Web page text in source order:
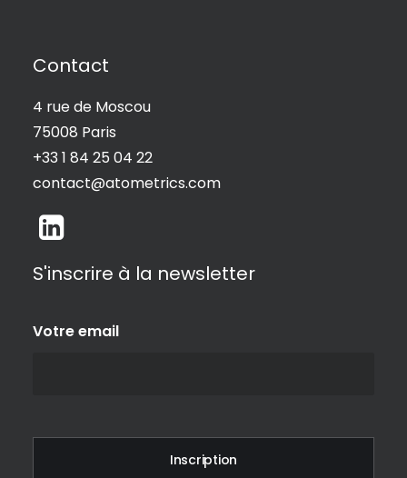
Contact
4 rue de Moscou
75008 Paris
+33 1 84 25 04 22
contact@atometrics.com
S'inscrire à la newsletter
Votre email